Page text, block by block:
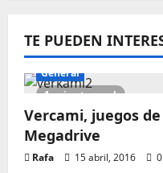
TE PUEDEN
1 minute read
General
Vercami, juegos
Megadrive
Rafa 15 abril, 2016 0